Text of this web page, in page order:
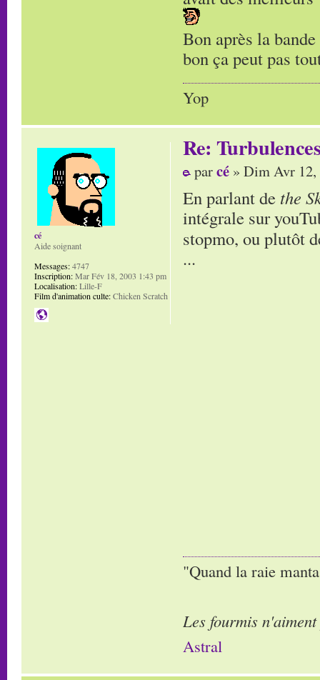
Bon après la
bon ça peut pas
Yop
Re:
parcé » Dim Avr 12,
En parlant de the
intégrale sur
stopmo, ou plutôt
...
"Quand la raie
Les fourmis
Astral
cé
Aide soignant
Messages:4747
Inscription:Mar Fév 18, 2003 1:43 pm
Localisation:Lille-F
Film d'animation culte:Chicken Scratch